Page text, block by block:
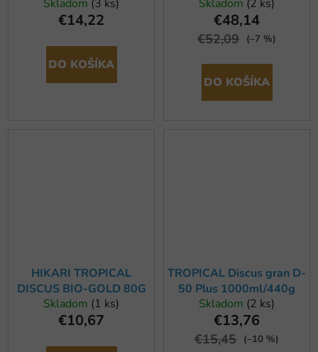
342G
Skladom (3 ks)
€14,22
DO KOŠÍKA
Skladom (2 ks)
€48,14
€52,09 (–7 %)
DO KOŠÍKA
HIKARI TROPICAL
DISCUS BIO-GOLD 80G
Skladom (1 ks)
€10,67
TROPICAL Discus gran D-
50 Plus 1000ml/440g
Skladom (2 ks)
€13,76
€15,45 (–10 %)